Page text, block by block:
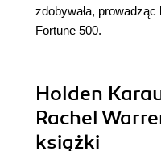
zdobywała,
Fortune 500.
Holden
Rachel
książki